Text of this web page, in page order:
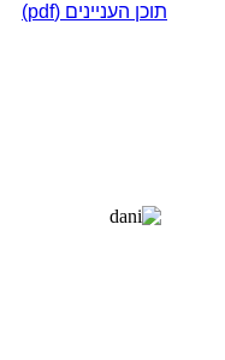
תוכן העניינים (pdf)